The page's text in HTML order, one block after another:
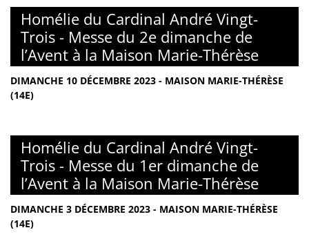
Homélie du Cardinal André Vingt-
Trois - Messe du 2e dimanche de
l’Avent à la Maison Marie-Thérèse
DIMANCHE 10 DÉCEMBRE 2023 - MAISON MARIE-THÉRÈSE
(14E)
Homélie du Cardinal André Vingt-
Trois - Messe du 1er dimanche de
l’Avent à la Maison Marie-Thérèse
DIMANCHE 3 DÉCEMBRE 2023 - MAISON MARIE-THÉRÈSE
(14E)